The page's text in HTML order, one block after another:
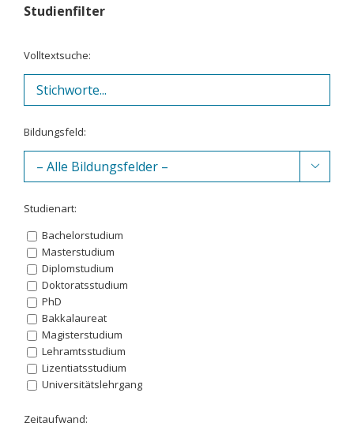
Studienfilter
Volltextsuche:
Bildungsfeld:

Studienart:
Bachelorstudium
Masterstudium
Diplomstudium
Doktoratsstudium
PhD
Bakkalaureat
Magisterstudium
Lehramtsstudium
Lizentiatsstudium
Universitätslehrgang
Zeitaufwand: